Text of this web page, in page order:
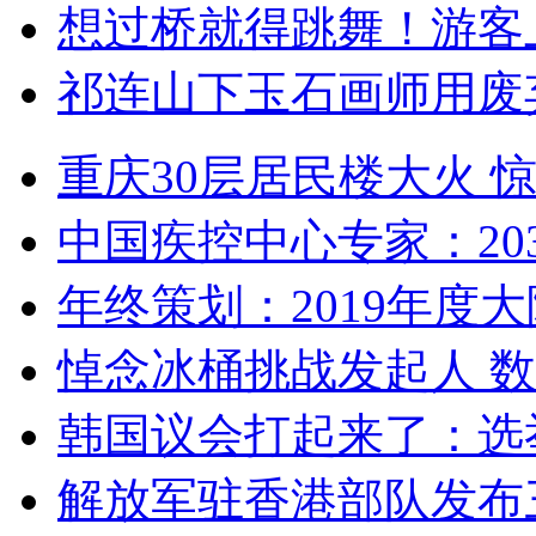
想过桥就得跳舞！游客
祁连山下玉石画师用
重庆30层居民楼大火
中国疾控中心专家：
年终策划：2019年度
悼念冰桶挑战发起人
韩国议会打起来了：
解放军驻香港部队发